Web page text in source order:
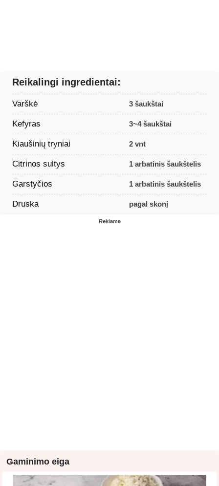
Reikalingi ingredientai:
Varškė 3 šaukštai
Kefyras 3~4 šaukštai
Kiaušinių tryniai 2 vnt
Citrinos sultys 1 arbatinis šaukštelis
Garstyčios 1 arbatinis šaukštelis
Druska pagal skonį
Reklama
Gaminimo eiga